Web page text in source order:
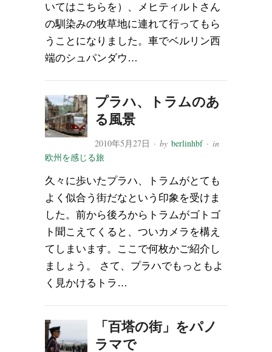
いてはこちらを）、メヒティルトさん
の馴染みの牧草地に連れて行ってもら
うことになりました。車でベルリン西
端のシュパンダウ…
プラハ、トラムのあ
る風景
2010年5月27日 · byberlinhbf· in
欧州を感じる旅
久々に歩いたプラハ、トラムがとても
よく似合う街だなという印象を受けま
した。前から後ろからトラムがゴトゴ
ト聞こえてくると、ついカメラを構え
てしまいます。ここで何枚かご紹介し
ましょう。 さて、プラハでもっともよ
く見かけるトラ…
「百塔の街」をパノ
ラマで